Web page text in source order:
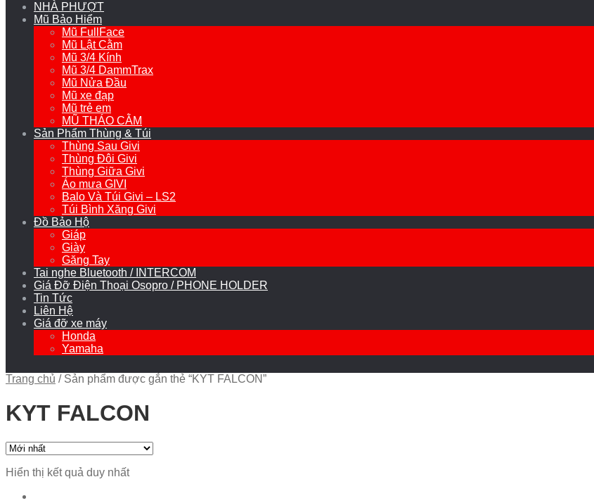
NHÀ PHƯỢT
Mũ Bảo Hiểm
Mũ FullFace
Mũ Lật Cằm
Mũ 3/4 Kính
Mũ 3/4 DammTrax
Mũ Nửa Đầu
Mũ xe đạp
Mũ trẻ em
MŨ THÁO CẰM
Sản Phẩm Thùng & Túi
Thùng Sau Givi
Thùng Đôi Givi
Thùng Giữa Givi
Áo mưa GIVI
Balo Và Túi Givi – LS2
Túi Bình Xăng Givi
Đồ Bảo Hộ
Giáp
Giày
Găng Tay
Tai nghe Bluetooth / INTERCOM
Giá Đỡ Điện Thoại Osopro / PHONE HOLDER
Tin Tức
Liên Hệ
Giá đỡ xe máy
Honda
Yamaha
Trang chủ / Sản phẩm được gắn thẻ “KYT FALCON”
KYT FALCON
Hiển thị kết quả duy nhất